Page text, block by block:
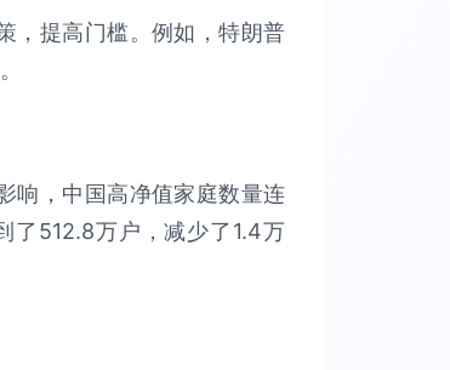
，提高门槛。例如，特朗普
响，中国高净值家庭数量连
了512.8万户，减少了1.4万